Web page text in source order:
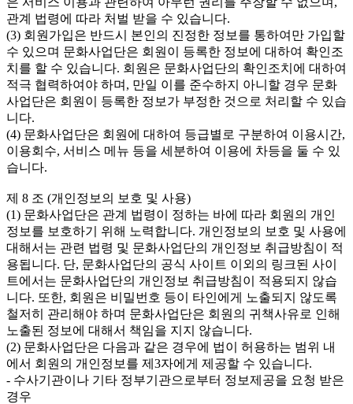
관계 법령에 따라 처벌 받을 수 있습니다.
(3) 회원가입은 반드시 본인의 진정한 정보를 통하여만 가입할
수 있으며 문화사업단은 회원이 등록한 정보에 대하여 확인조
치를 할 수 있습니다. 회원은 문화사업단의 확인조치에 대하여
적극 협력하여야 하며, 만일 이를 준수하지 아니할 경우 문화
사업단은 회원이 등록한 정보가 부정한 것으로 처리할 수 있습
니다.
(4) 문화사업단은 회원에 대하여 등급별로 구분하여 이용시간,
이용회수, 서비스 메뉴 등을 세분하여 이용에 차등을 둘 수 있
습니다.
제 8 조 (개인정보의 보호 및 사용)
(1) 문화사업단은 관계 법령이 정하는 바에 따라 회원의 개인
정보를 보호하기 위해 노력합니다. 개인정보의 보호 및 사용에
대해서는 관련 법령 및 문화사업단의 개인정보 취급방침이 적
용됩니다. 단, 문화사업단의 공식 사이트 이외의 링크된 사이
트에서는 문화사업단의 개인정보 취급방침이 적용되지 않습
니다. 또한, 회원은 비밀번호 등이 타인에게 노출되지 않도록
철저히 관리해야 하며 문화사업단은 회원의 귀책사유로 인해
노출된 정보에 대해서 책임을 지지 않습니다.
(2) 문화사업단은 다음과 같은 경우에 법이 허용하는 범위 내
에서 회원의 개인정보를 제3자에게 제공할 수 있습니다.
- 수사기관이나 기타 정부기관으로부터 정보제공을 요청 받은
경우